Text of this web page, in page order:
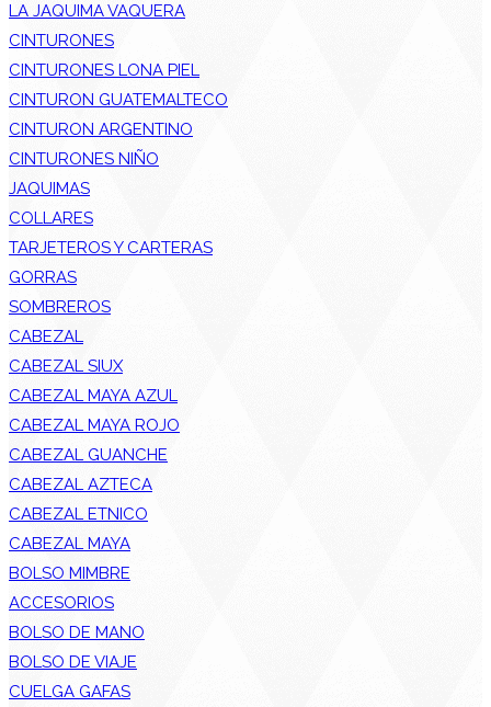
LA JAQUIMA VAQUERA
CINTURONES
CINTURONES LONA PIEL
CINTURON GUATEMALTECO
CINTURON ARGENTINO
CINTURONES NIÑO
JAQUIMAS
COLLARES
TARJETEROS Y CARTERAS
GORRAS
SOMBREROS
CABEZAL
CABEZAL SIUX
CABEZAL MAYA AZUL
CABEZAL MAYA ROJO
CABEZAL GUANCHE
CABEZAL AZTECA
CABEZAL ETNICO
CABEZAL MAYA
BOLSO MIMBRE
ACCESORIOS
BOLSO DE MANO
BOLSO DE VIAJE
CUELGA GAFAS